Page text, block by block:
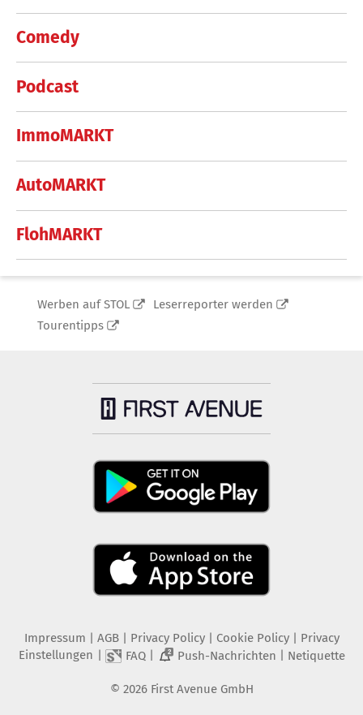
Comedy
Podcast
ImmoMARKT
AutoMARKT
FlohMARKT
Werben auf STOL
Leserreporter werden
Tourentipps
Impressum AGB Privacy Policy| Cookie Policy| Privacy
Einstellungen
FAQ| 2 Push-Nachrichten Netiquette
© 2026 First Avenue GmbH